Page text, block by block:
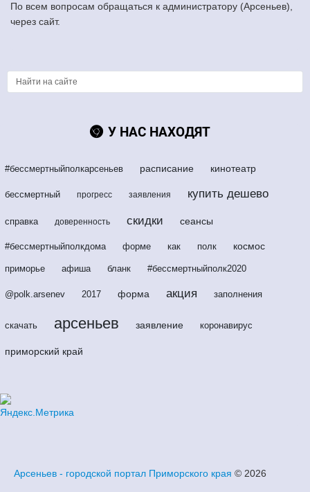
По всем вопросам обращаться к администратору (Арсеньев),
через сайт.
У НАС НАХОДЯТ
#бессмертныйполкарсеньев расписание кинотеатр
бессмертный прогресс заявления купить дешево
справка доверенность скидки сеансы
#бессмертныйполкдома форме как полк космос
приморье афиша бланк #бессмертныйполк2020
@polk.arsenev 2017 форма акция заполнения
скачать арсеньев заявление коронавирус
приморский край
Арсеньев - городской портал Приморского края © 2026